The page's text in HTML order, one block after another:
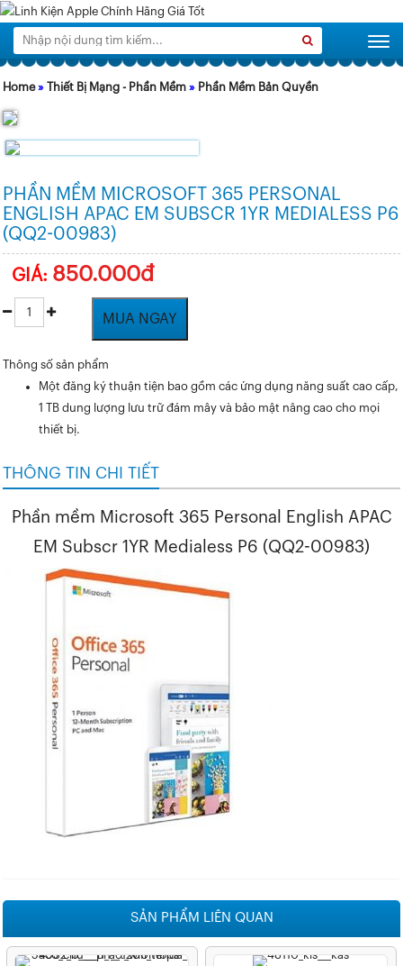
Tìm
kiếm:
Home» Thiết Bị Mạng - Phần Mềm » Phần Mềm Bản Quyền
PHẦN MỀM MICROSOFT 365 PERSONAL
ENGLISH APAC EM SUBSCR 1YR MEDIALESS P6
(QQ2-00983)
GIÁ: 850.000đ
MUA NGAY
Thông số sản phẩm
Một đăng ký thuận tiện bao gồm các ứng dụng năng suất cao cấp,
1 TB dung lượng lưu trữ đám mây và bảo mật nâng cao cho mọi
thiết bị.
THÔNG TIN CHI TIẾT
Phần mềm Microsoft 365 Personal English APAC
EM Subscr 1YR Medialess P6 (QQ2-00983)
SẢN PHẨM LIÊN QUAN